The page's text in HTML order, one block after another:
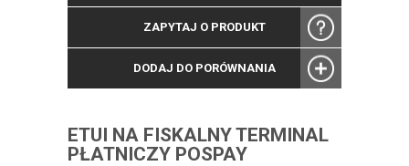
ZAPYTAJ O PRODUKT
DODAJ DO PORÓWNANIA
ETUI NA FISKALNY TERMINAL
PŁATNICZY POSPAY